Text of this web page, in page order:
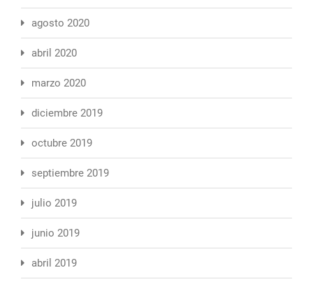
agosto 2020
abril 2020
marzo 2020
diciembre 2019
octubre 2019
septiembre 2019
julio 2019
junio 2019
abril 2019